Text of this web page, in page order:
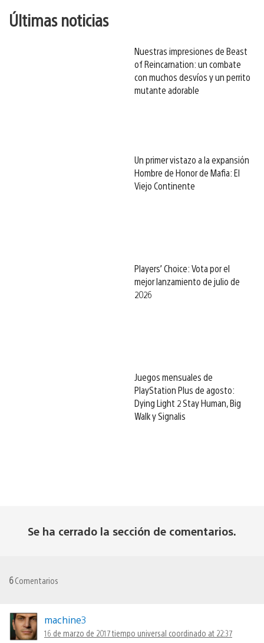
Últimas noticias
Nuestras impresiones de Beast
of Reincarnation: un combate
con muchos desvíos y un perrito
mutante adorable
Un primer vistazo a la expansión
Hombre de Honor de Mafia: El
Viejo Continente
Players’ Choice: Vota por el
mejor lanzamiento de julio de
2026
Juegos mensuales de
PlayStation Plus de agosto:
Dying Light 2 Stay Human, Big
Walk y Signalis
Se ha cerrado la sección de comentarios.
6Comentarios
machine3
16 de marzo de 2017 tiempo universal coordinado at 22:37